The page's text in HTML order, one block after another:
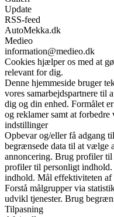
Update
RSS-feed
AutoMekka.dk
Medieo
information@medieo.dk
Cookies hjælper os med at
relevant for dig.
Denne hjemmeside bruger
vores samarbejdspartnere til
dig og din enhed. Formålet
og reklamer samt at
indstillinger
Opbevar og/eller få adgang
begrænsede data til at vælge
annoncering. Brug profiler
profiler til personligt
indhold. Mål effektiviteten af
Forstå målgrupper via
udvikl tjenester. Brug
Tilpasning